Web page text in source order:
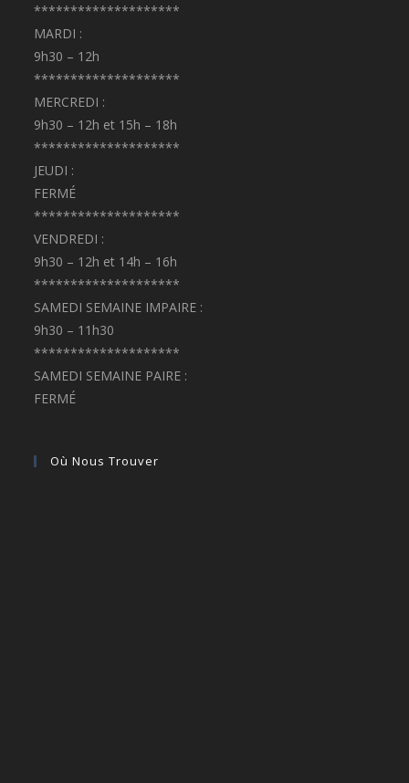
********************
MARDI :
9h30 – 12h
********************
MERCREDI :
9h30 – 12h et 15h – 18h
********************
JEUDI :
FERMÉ
********************
VENDREDI :
9h30 – 12h et 14h – 16h
********************
SAMEDI SEMAINE IMPAIRE :
9h30 – 11h30
********************
SAMEDI SEMAINE PAIRE :
FERMÉ
Où Nous Trouver